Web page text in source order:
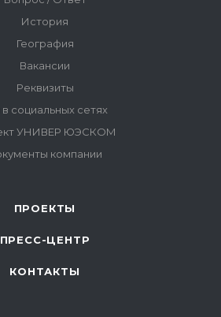
ПРОЕКТЫ
ПРЕСС-ЦЕНТР
КОНТАКТЫ